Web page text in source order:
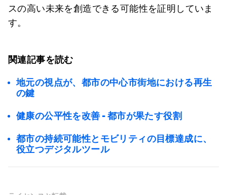
スの高い未来を創造できる可能性を証明していま
す。
関連記事を読む
地元の視点が、都市の中心市街地における再生
の鍵
健康の公平性を改善 - 都市が果たす役割
都市の持続可能性とモビリティの目標達成に、
役立つデジタルツール